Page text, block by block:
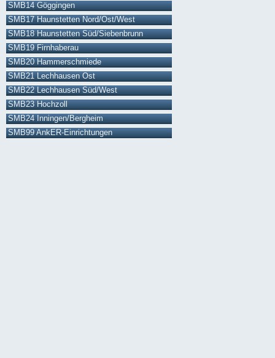
SMB14 Göggingen
SMB17 Haunstetten Nord/Ost/West
SMB18 Haunstetten Süd/Siebenbrunn
SMB19 Firnhaberau
SMB20 Hammerschmiede
SMB21 Lechhausen Ost
SMB22 Lechhausen Süd/West
SMB23 Hochzoll
SMB24 Inningen/Bergheim
SMB99 AnkER-Einrichtungen